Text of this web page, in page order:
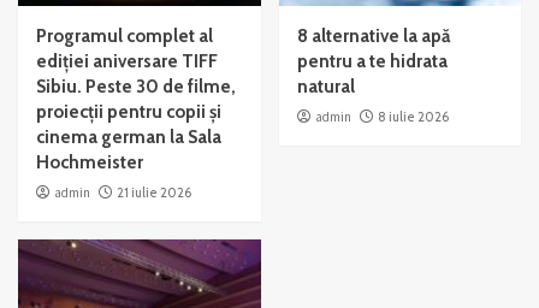
Programul complet al
ediției aniversare TIFF
Sibiu. Peste 30 de filme,
proiecții pentru copii și
cinema german la Sala
Hochmeister
admin 21 iulie 2026
8 alternative la apă
pentru a te hidrata
natural
admin 8 iulie 2026